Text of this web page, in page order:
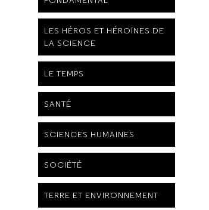
LES HÉROS ET HÉROÏNES DE
LA SCIENCE
LE TEMPS
SANTÉ
SCIENCES HUMAINES
SOCIÉTÉ
TERRE ET ENVIRONNEMENT